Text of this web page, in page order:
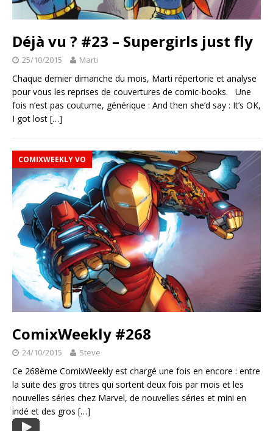
Déjà vu ? #23 – Supergirls just fly
25/10/2015 Marti
Chaque dernier dimanche du mois, Marti répertorie et analyse
pour vous les reprises de couvertures de comic-books. Une
fois n’est pas coutume, générique : And then she’d say : It’s OK,
I got lost […]
COMIXWEEKLY VO
ComixWeekly #268
24/10/2015 Steve
Ce 268ème ComixWeekly est chargé une fois en encore : entre
la suite des gros titres qui sortent deux fois par mois et les
nouvelles séries chez Marvel, de nouvelles séries et mini en
indé et des gros […]